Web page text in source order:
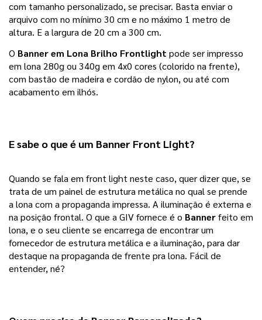
com tamanho personalizado, se precisar. Basta enviar o
arquivo com no mínimo 30 cm e no máximo 1 metro de
altura. E a largura de 20 cm a 300 cm.
O Banner em Lona Brilho Frontlight pode ser impresso
em lona 280g ou 340g em 4x0 cores (colorido na frente),
com bastão de madeira e cordão de nylon, ou até com
acabamento em ilhós.
E sabe o que é um Banner Front Light?
Quando se fala em front light neste caso, quer dizer que, se
trata de um painel de estrutura metálica no qual se prende
a lona com a propaganda impressa. A iluminação é externa e
na posição frontal. O que a GIV fornece é o Banner feito em
lona, e o seu cliente se encarrega de encontrar um
fornecedor de estrutura metálica e a iluminação, para dar
destaque na propaganda de frente pra lona. Fácil de
entender, né?